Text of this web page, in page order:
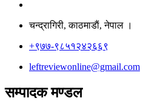
चन्द्रागिरी, काठमाडाैं, नेपाल ।
+९७७-९८५१२४२६६९
leftreviewonline@gmail.com
सम्पादक मण्डल